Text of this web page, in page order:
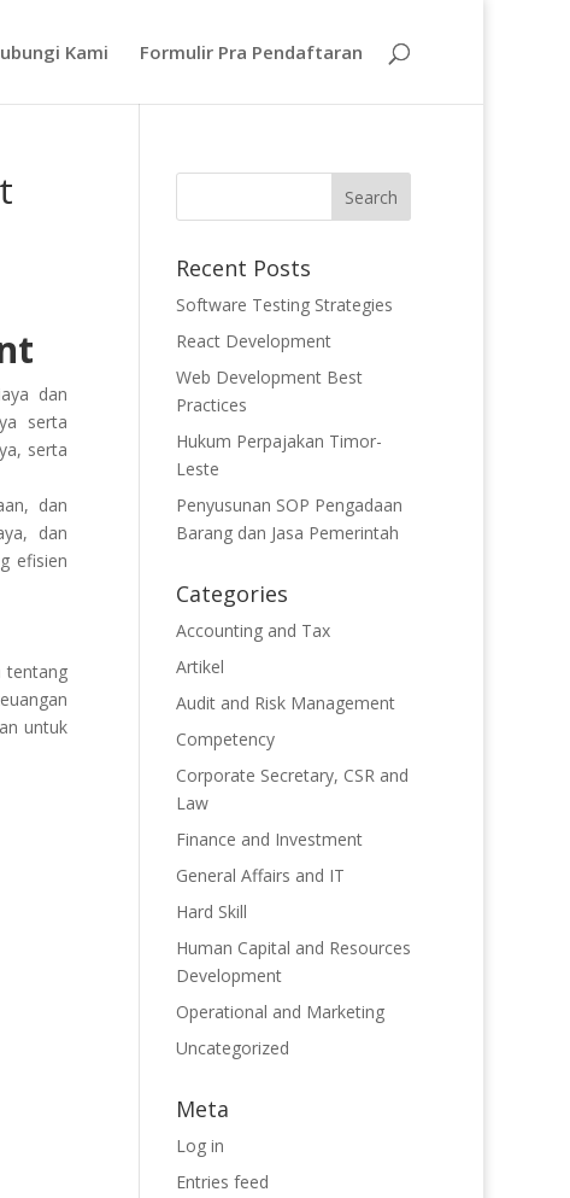
Kami Formulir Pra Pendaftaran
dan
serta
serta
dan
dan
efisien
tentang
untuk
Recent Posts
Software Testing Strategies
React Development
Web Development Best
Practices
Hukum Perpajakan Timor-
Leste
Penyusunan SOP Pengadaan
Barang dan Jasa Pemerintah
Categories
Accounting and Tax
Artikel
Audit and Risk Management
Competency
Corporate Secretary, CSR and
Law
Finance and Investment
General Affairs and IT
Hard Skill
Human Capital and Resources
Development
Operational and Marketing
Uncategorized
Meta
Log in
Entries feed